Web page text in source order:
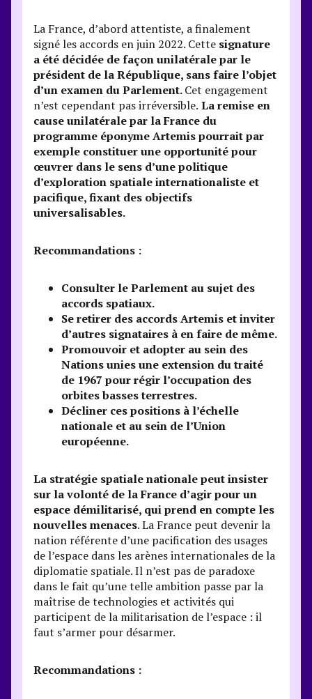
La France, d’abord attentiste, a finalement
signé les accords en juin 2022. Cette signature
a été décidée de façon unilatérale par le
président de la République, sans faire l’objet
d’un examen du Parlement.Cet engagement
n’est cependant pas irréversible. La remise en
cause unilatérale par la France du
programme éponyme Artemis pourrait par
exemple constituer une opportunité pour
œuvrer dans le sens d’une politique
d’exploration spatiale internationaliste et
pacifique, fixant des objectifs
universalisables.
Recommandations :
Consulter le Parlement au sujet des
accords spatiaux.
Se retirer des accords Artemis et inviter
d’autres signataires à en faire de même.
Promouvoir et adopter au sein des
Nations unies une extension du traité
de 1967 pour régir l’occupation des
orbites basses terrestres.
Décliner ces positions à l’échelle
nationale et au sein de l’Union
européenne.
La stratégie spatiale nationale peut insister
sur la volonté de la France d’agir pour un
espace démilitarisé, qui prend en compte les
nouvelles menaces. La France peut devenir la
nation référente d’une pacification des usages
de l’espace dans les arènes internationales de la
diplomatie spatiale. Il n’est pas de paradoxe
dans le fait qu’une telle ambition passe par la
maîtrise de technologies et activités qui
participent de la militarisation de l’espace : il
faut s’armer pour désarmer.
Recommandations :